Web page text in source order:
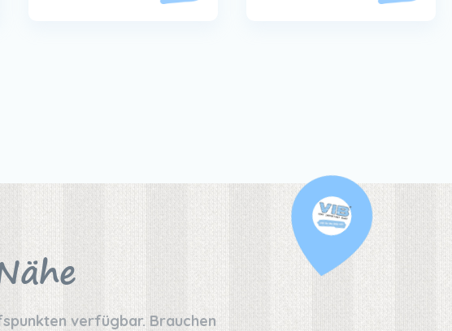
verfügbar. Brauchen